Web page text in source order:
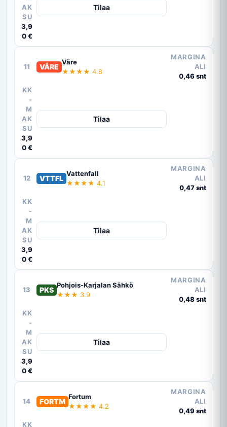
AK
SU
3,9
0 €
Tilaa
11 VÄRE
Väre
★★★★ 4.8
MARGINA
ALI
0,46 snt
KK
-
M
AK
SU
3,9
0 €
Tilaa
12 VTTFL
Vattenfall
★★★★ 4.1
MARGINA
ALI
0,47 snt
KK
-
M
AK
SU
3,9
0 €
Tilaa
13 PKS
Pohjois-Karjalan Sähkö
★★★ 3.9
MARGINA
ALI
0,48 snt
KK
-
M
AK
SU
3,9
0 €
Tilaa
14 FORTM
Fortum
★★★★ 4.2
MARGINA
ALI
0,49 snt
KK